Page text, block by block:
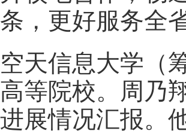
条，更好服务全
空天信息大学（
高等院校。周乃
进展情况汇报。